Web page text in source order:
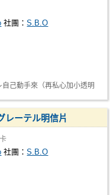
社團：S.B.O
自己動手來（再私心加小透明
ーテル明信片
社團：S.B.O